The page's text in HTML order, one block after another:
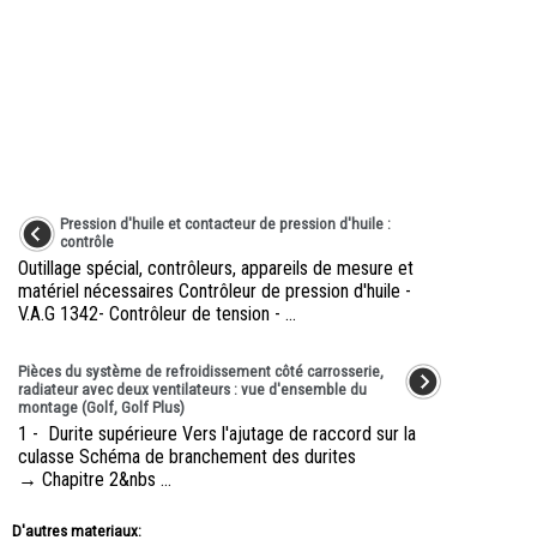
Pression d'huile et contacteur de pression d'huile :
contrôle
Outillage spécial, contrôleurs, appareils de mesure et
matériel nécessaires Contrôleur de pression d'huile -
V.A.G 1342- Contrôleur de tension - ...
Pièces du système de refroidissement côté carrosserie,
radiateur avec deux ventilateurs : vue d'ensemble du
montage (Golf, Golf Plus)
1 - Durite supérieure Vers l'ajutage de raccord sur la
culasse Schéma de branchement des durites
→ Chapitre 2&nbs ...
D'autres materiaux: